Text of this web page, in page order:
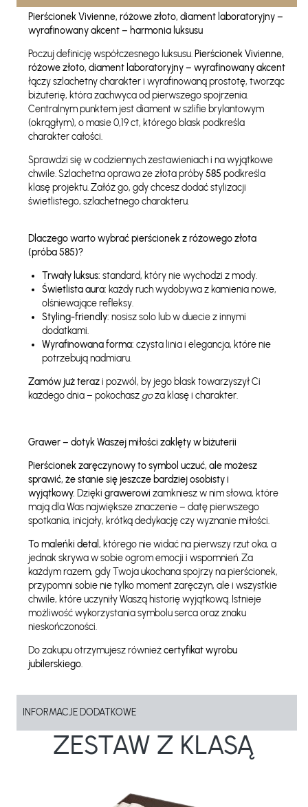
Pierścionek Vivienne, różowe złoto, diament laboratoryjny –
wyrafinowany akcent – harmonia luksusu
Poczuj definicję współczesnego luksusu. Pierścionek Vivienne,
różowe złoto, diament laboratoryjny – wyrafinowany akcent
łączy szlachetny charakter i wyrafinowaną prostotę, tworząc
biżuterię, która zachwyca od pierwszego spojrzenia.
Centralnym punktem jest diament w szlifie brylantowym
(okrągłym), o masie 0,19 ct, którego blask podkreśla
charakter całości.
Sprawdzi się w codziennych zestawieniach i na wyjątkowe
chwile. Szlachetna oprawa ze złota próby585 podkreśla
klasę projektu. Załóż go, gdy chcesz dodać stylizacji
świetlistego, szlachetnego charakteru.
Dlaczego warto wybrać pierścionek z różowego złota
(próba 585)?
Trwały luksus: standard, który nie wychodzi z mody.
Świetlista aura: każdy ruch wydobywa z kamienia nowe,
olśniewające refleksy.
Styling-friendly: nosisz solo lub w duecie z innymi
dodatkami.
Wyrafinowana forma: czysta linia i elegancja, które nie
potrzebują nadmiaru.
Zamów już terazi pozwól, by jego blask towarzyszył Ci
każdego dnia – pokochasz goza klasę i charakter.
Grawer – dotyk Waszej miłości zaklęty w biżuterii
Pierścionek zaręczynowy to symbol uczuć, ale możesz
sprawić, że stanie się jeszcze bardziej osobisty i
wyjątkowy. Dzięki grawerowi zamkniesz w nim słowa, które
mają dla Was największe znaczenie – datę pierwszego
spotkania, inicjały, krótką dedykację czy wyznanie miłości.
To maleńki detal, którego nie widać na pierwszy rzut oka, a
jednak skrywa w sobie ogrom emocji i wspomnień. Za
każdym razem, gdy Twoja ukochana spojrzy na pierścionek,
przypomni sobie nie tylko moment zaręczyn, ale i wszystkie
chwile, które uczyniły Waszą historię wyjątkową. Istnieje
możliwość wykorzystania symbolu serca oraz znaku
nieskończoności.
Do zakupu otrzymujesz równieżcertyfikat wyrobu
jubilerskiego.
INFORMACJE DODATKOWE
ZESTAW Z KLASĄ